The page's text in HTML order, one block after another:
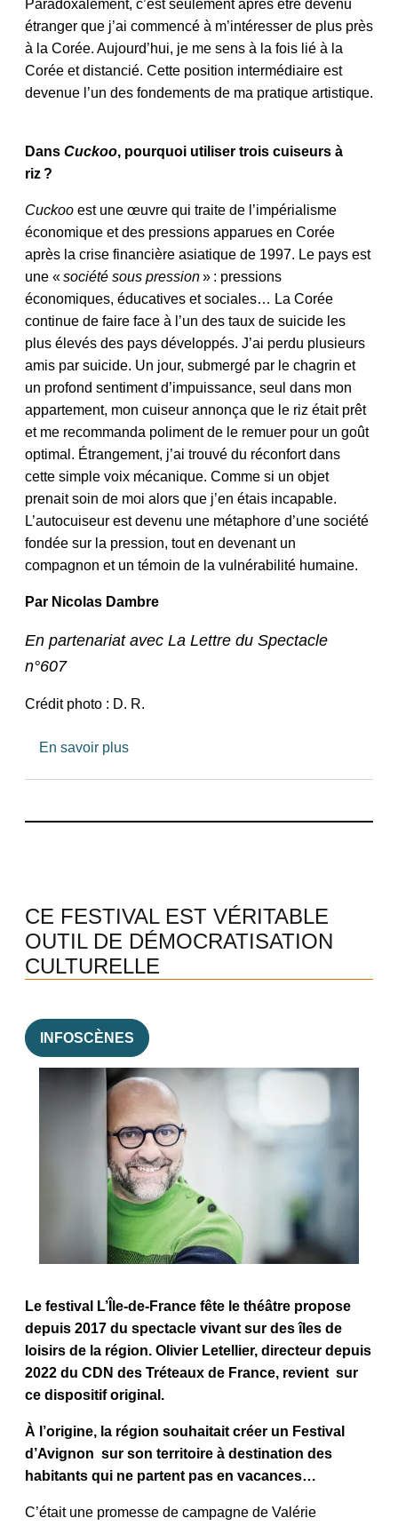
Paradoxalement, c’est seulement après être devenu
étranger que j’ai commencé à m’intéresser de plus près
à la Corée. Aujourd’hui, je me sens à la fois lié à la
Corée et distancié. Cette position intermédiaire est
devenue l’un des fondements de ma pratique artistique.
Dans Cuckoo, pourquoi utiliser trois cuiseurs à
riz ?
Cuckoo est une œuvre qui traite de l’impérialisme
économique et des pressions apparues en Corée
après la crise financière asiatique de 1997. Le pays est
une «société sous pression» : pressions
économiques, éducatives et sociales… La Corée
continue de faire face à l’un des taux de suicide les
plus élevés des pays développés. J’ai perdu plusieurs
amis par suicide. Un jour, submergé par le chagrin et
un profond sentiment d’impuissance, seul dans mon
appartement, mon cuiseur annonça que le riz était prêt
et me recommanda poliment de le remuer pour un goût
optimal. Étrangement, j’ai trouvé du réconfort dans
cette simple voix mécanique. Comme si un objet
prenait soin de moi alors que j’en étais incapable.
L’autocuiseur est devenu une métaphore d’une société
fondée sur la pression, tout en devenant un
compagnon et un témoin de la vulnérabilité humaine.
Par Nicolas Dambre
En partenariat avec La Lettre du Spectacle
n°607
Crédit photo : D. R.
En savoir plussur Jaha Koo : « L’autocuiseur,
CE FESTIVAL EST VÉRITABLE
OUTIL DE DÉMOCRATISATION
CULTURELLE
INFOSCÈNES
Le festival L’Île-de-France fête le théâtre propose
depuis 2017 du spectacle vivant sur des îles de
loisirs de la région. Olivier Letellier, directeur depuis
2022 du CDN des Tréteaux de France, revient sur
ce dispositif original.
À l’origine, la région souhaitait créer un Festival
d’Avignon sur son territoire à destination des
habitants qui ne partent pas en vacances…
C’était une promesse de campagne de Valérie